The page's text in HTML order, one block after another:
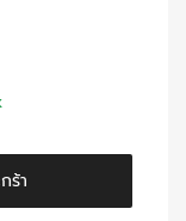
ร้า